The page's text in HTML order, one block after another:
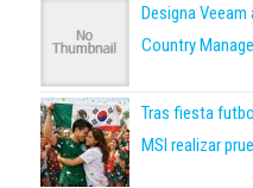
Designa
Country
Tras fiesta
MSI realizar